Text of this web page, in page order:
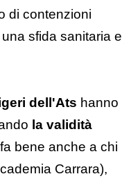
di contenzioni
sfida sanitaria e
dell'Ats hanno
la validità
bene anche a chi
Carrara),